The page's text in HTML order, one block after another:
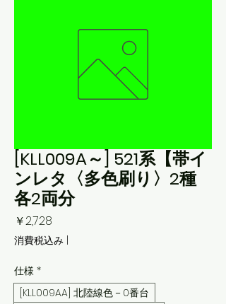
[KLL009A～] 521系【帯イ
ンレタ〈多色刷り〉2種
各2両分
￥2,728
格
消費税込み
仕様 *
[KLL009AA] 北陸線色－0番台